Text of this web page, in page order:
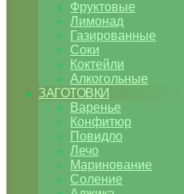
Фруктовые
Лимонад
Газированные
Соки
Коктейли
Алкогольные
ЗАГОТОВКИ
Варенье
Конфитюр
Повидло
Лечо
Маринование
Соление